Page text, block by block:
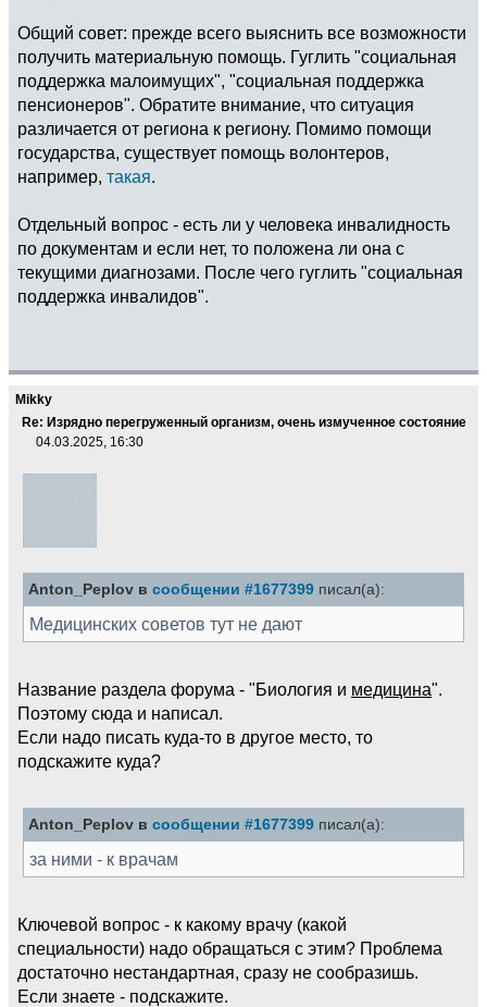
Общий совет: прежде всего выяснить все возможности
получить материальную помощь. Гуглить "социальная
поддержка малоимущих", "социальная поддержка
пенсионеров". Обратите внимание, что ситуация
различается от региона к региону. Помимо помощи
государства, существует помощь волонтеров,
например, такая.
Отдельный вопрос - есть ли у человека инвалидность
по документам и если нет, то положена ли она с
текущими диагнозами. После чего гуглить "социальная
поддержка инвалидов".
Mikky
Re: Изрядно перегруженный организм, очень измученное состояние
04.03.2025, 16:30
Anton_Peplov в сообщении #1677399 писал(а):
Медицинских советов тут не дают
Название раздела форума - "Биология и медицина".
Поэтому сюда и написал.
Если надо писать куда-то в другое место, то
подскажите куда?
Anton_Peplov в сообщении #1677399 писал(а):
за ними - к врачам
Ключевой вопрос - к какому врачу (какой
специальности) надо обращаться с этим? Проблема
достаточно нестандартная, сразу не сообразишь.
Если знаете - подскажите.